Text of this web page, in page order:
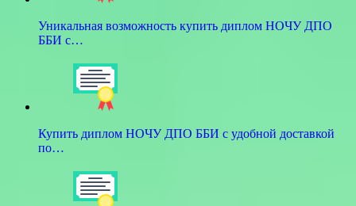
Уникальная возможность купить диплом НОЧУ ДПО
ББИ с…
Купить диплом НОЧУ ДПО ББИ с удобной доставкой
по…